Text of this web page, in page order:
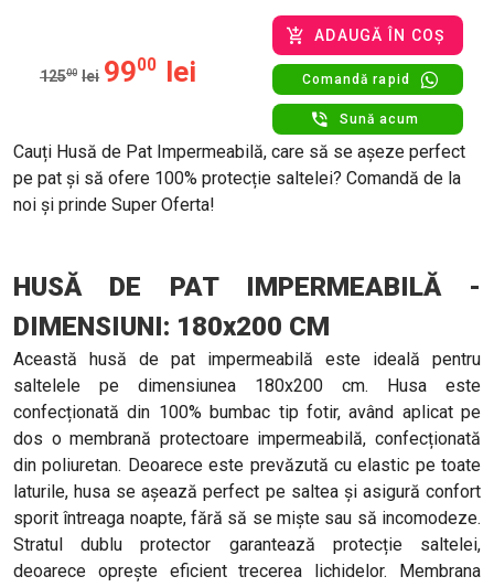
12500 lei 9900 lei
ADAUGĂ ÎN COȘ
Comandă rapid
Sună acum
Cauți Husă de Pat Impermeabilă, care să se așeze perfect
pe pat și să ofere 100% protecție saltelei? Comandă de la
noi și prinde Super Oferta!
HUSĂ DE PAT IMPERMEABILĂ -
DIMENSIUNI: 180x200 CM
Această husă de pat impermeabilă este ideală pentru
saltelele pe dimensiunea 180x200 cm. Husa este
confecționată din 100% bumbac tip fotir, având aplicat pe
dos o membrană protectoare impermeabilă, confecționată
din poliuretan. Deoarece este prevăzută cu elastic pe toate
laturile, husa se așează perfect pe saltea și asigură confort
sporit întreaga noapte, fără să se miște sau să incomodeze.
Stratul dublu protector garantează protecție saltelei,
deoarece oprește eficient trecerea lichidelor. Membrana